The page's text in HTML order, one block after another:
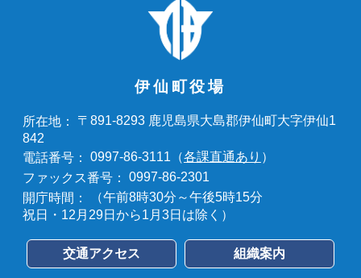
伊仙町役場
所在地：
〒891-8293 鹿児島県大島郡伊仙町大字伊仙1
842
電話番号：
0997-86-3111（各課直通あり ）
ファックス番号：
0997-86-2301
開庁時間：
（午前8時30分～午後5時15分
祝日・12月29日から1月3日は除く）
交通アクセス 組織案内